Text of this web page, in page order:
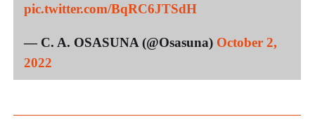
pic.twitter.com/BqRC6JTSdH
— C. A. OSASUNA (@Osasuna) October 2,
2022